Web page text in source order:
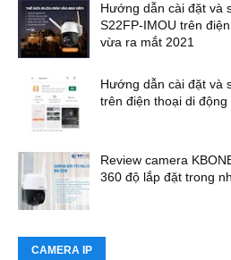
Hướng dẫn cài đặt và
S22FP-IMOU trên
vừa ra mắt 2021
Hướng dẫn cài đặt và
trên điện thoại di
Review camera
360 độ lắp đặt trong
CAMERA IP